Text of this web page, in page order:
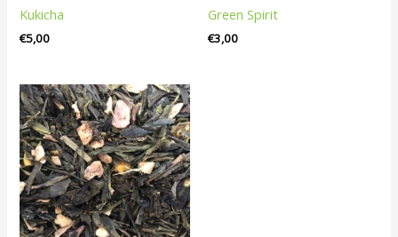
Kukicha
€5,00
Green Spirit
€3,00